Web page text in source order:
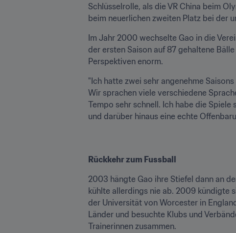
Schlüsselrolle, als die VR China beim
beim neuerlichen zweiten Platz bei der
Im Jahr 2000 wechselte Gao in die
der ersten Saison auf 87 gehaltene
Perspektiven enorm.
"Ich hatte zwei sehr angenehme
Wir sprachen viele verschiedene
Tempo sehr schnell. Ich habe die
und darüber hinaus eine echte
Rückkehr zum Fussball
2003 hängte Gao ihre Stiefel dann an
kühlte allerdings nie ab. 2009 kündigte
der Universität von Worcester in
Länder und besuchte Klubs und
Trainerinnen zusammen.